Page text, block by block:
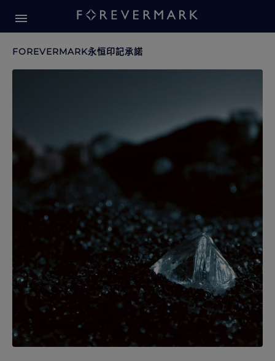
我們的故事
FOREVERMARK永恒印記承諾